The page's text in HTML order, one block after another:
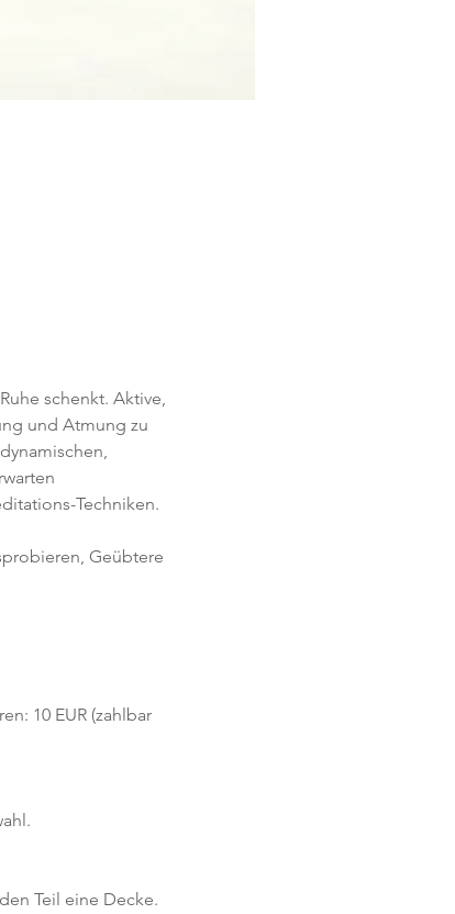
schenkt. Aktive,
und Atmung zu
Techniken.
Geübtere
10 EUR (zahlbar
Teil eine Decke.